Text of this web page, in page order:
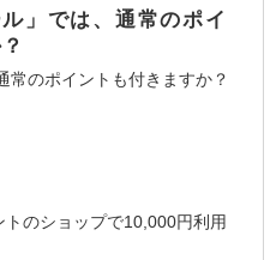
」では、通常のポイ
常のポイントも付きますか？
のショップで10,000円利用